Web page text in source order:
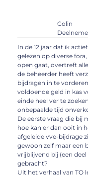
Colin
In de 12 jaar dat ik
gelezen op diverse
open gaat, overtreft
de beheerder heeft
bijdragen in te
voldoende geld in kas
einde heel ver te
onbepaalde tijd
De eerste vraag die bij
hoe kan er dan ooit in
afgeleide vve-bijdrage
gewoon zelf maar een
vrijblijvend bij (een
gebracht?
Uit het verhaal van TO